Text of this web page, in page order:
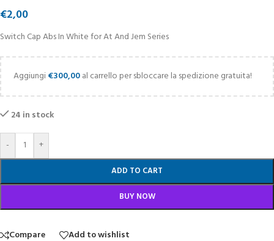
€2,00
Switch Cap Abs In White for At And Jem Series
Aggiungi€300,00al carrello per sbloccare la spedizione gratuita!
24 in stock
- +
ADD TO CART
BUY NOW
Compare Add to wishlist